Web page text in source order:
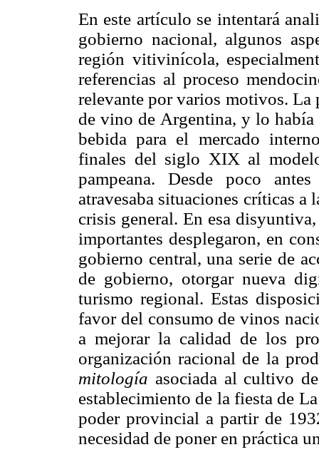
En este artículo se intentará
gobierno nacional, algunos
región vitivinícola,
referencias al proceso
relevante por varios motivos.
de vino de Argentina, y lo
bebida para el mercado
finales del siglo XIX al
pampeana. Desde poco
atravesaba situaciones críticas a
crisis general. En esa
importantes desplegaron, en
gobierno central, una serie de
de gobierno, otorgar nueva
turismo regional. Estas
favor del consumo de vinos
a mejorar la calidad de los
organización racional de la
mitología asociada al cultivo
establecimiento de la fiesta de
poder provincial a partir de
necesidad de poner en práctica